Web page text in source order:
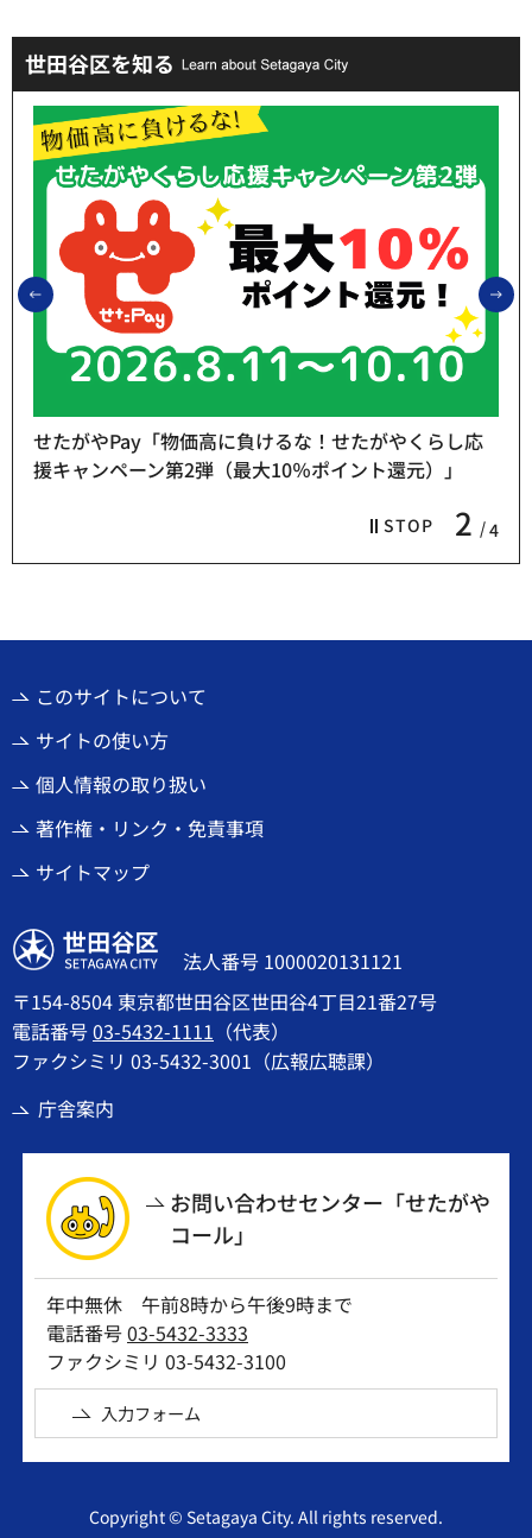
世田谷区を知る
前のスライドを表示
STOP 2 4
せたがやPay「物価高に負けるな！せたがやくらし応
援キャンペーン第2弾（最大10％ポイント還元）」
このサイトについて
サイトの使い方
個人情報の取り扱い
著作権・リンク・免責事項
サイトマップ
世田谷区
法人番号 1000020131121
〒154-8504 東京都世田谷区世田谷4丁目21番27号
電話番号03-5432-1111 （代表）
ファクシミリ 03-5432-3001（広報広聴課）
庁舎案内
お問い合わせセンター「せたがや
コール」
年中無休 午前8時から午後9時まで
電話番号03-5432-3333
ファクシミリ 03-5432-3100
入力フォーム
Copyright © Setagaya City. All rights reserved.